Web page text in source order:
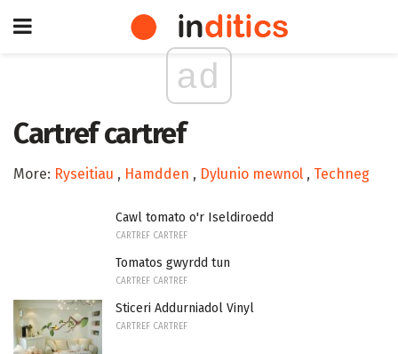
ad
Cartref cartref
More: Ryseitiau , Hamdden , Dylunio mewnol , Techneg
Cawl tomato o'r Iseldiroedd
CARTREF CARTREF
Tomatos gwyrdd tun
CARTREF CARTREF
Sticeri Addurniadol Vinyl
CARTREF CARTREF